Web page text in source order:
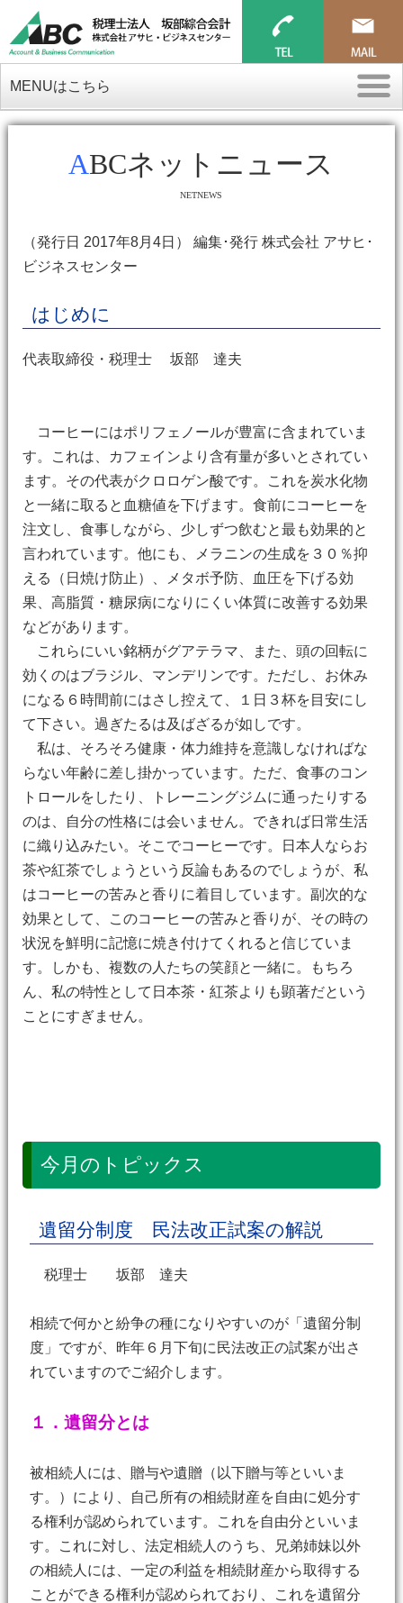
MENUはこちら
ABCネットニュース
NETNEWS
（発行日 2017年8月4日） 編集･発行 株式会社 アサヒ･
ビジネスセンター
はじめに
代表取締役・税理士 坂部 達夫
コーヒーにはポリフェノールが豊富に含まれていま
す。これは、カフェインより含有量が多いとされてい
ます。その代表がクロロゲン酸です。これを炭水化物
と一緒に取ると血糖値を下げます。食前にコーヒーを
注文し、食事しながら、少しずつ飲むと最も効果的と
言われています。他にも、メラニンの生成を３０％抑
える（日焼け防止）、メタボ予防、血圧を下げる効
果、高脂質・糖尿病になりにくい体質に改善する効果
などがあります。
これらにいい銘柄がグアテラマ、また、頭の回転に
効くのはブラジル、マンデリンです。ただし、お休み
になる６時間前にはさし控えて、１日３杯を目安にし
て下さい。過ぎたるは及ばざるが如しです。
私は、そろそろ健康・体力維持を意識しなければな
らない年齢に差し掛かっています。ただ、食事のコン
トロールをしたり、トレーニングジムに通ったりする
のは、自分の性格には会いません。できれば日常生活
に織り込みたい。そこでコーヒーです。日本人ならお
茶や紅茶でしょうという反論もあるのでしょうが、私
はコーヒーの苦みと香りに着目しています。副次的な
効果として、このコーヒーの苦みと香りが、その時の
状況を鮮明に記憶に焼き付けてくれると信じていま
す。しかも、複数の人たちの笑顔と一緒に。もちろ
ん、私の特性として日本茶・紅茶よりも顕著だという
ことにすぎません。
今月のトピックス
遺留分制度 民法改正試案の解説
税理士 坂部 達夫
相続で何かと紛争の種になりやすいのが「遺留分制
度」ですが、昨年６月下旬に民法改正の試案が出さ
れていますのでご紹介します。
１．遺留分とは
被相続人には、贈与や遺贈（以下贈与等といいま
す。）により、自己所有の相続財産を自由に処分す
る権利が認められています。これを自由分といいま
す。これに対し、法定相続人のうち、兄弟姉妹以外
の相続人には、一定の利益を相続財産から取得する
ことができる権利が認められており、これを遺留分